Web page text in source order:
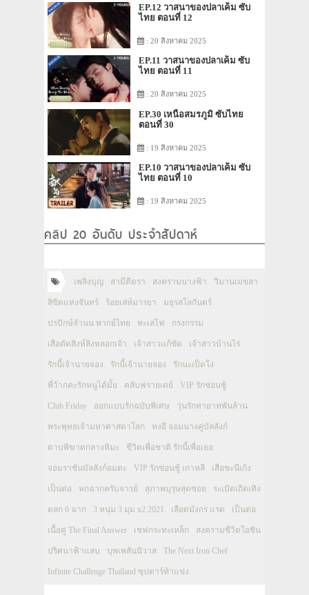
EP.12 วาสนาของปลาเค็ม ซับ
ไทย ตอนที่ 12
: 20 สิงหาคม 2025
EP.11 วาสนาของปลาเค็ม ซับ
ไทย ตอนที่ 11
: 20 สิงหาคม 2025
EP.30 เหนือสมรภูมิ ซับไทย
ตอนที่ 30
: 19 สิงหาคม 2025
EP.10 วาสนาของปลาเค็ม ซับ
ไทย ตอนที่ 10
: 19 สิงหาคม 2025
คลิป 20 อันดับ ประจำสัปดาห์
เพลิงบุญ สามีตีตรา สงครามนางฟ้า วิมานเมขลา
ลิขิตแห่งจันทร์ ร้อยเล่ห์มารยา มธุรสโลกันตร์
ปรปักษ์จำนน พากย์ไทย ทะเลไฟ กรงกรรม
เสือตัดสิงห์ลิงหลอกเจ้า เจ้าสาวแก้ขัด เจ้าสาวบ้านไร่
รักนี้เจ้านายจอง รักนี้เจ้านายจอง รักนะเป็ดโง่
พี่ว้ากคะรักหนูได้มั้ย คลับฟรายเดย์ VIP รักซ่อนชู้
Club Friday ออกแบบรักฉบับพิเศษ วุ่นรักทายาทพันล้าน
พระพุทธเจ้ามหาศาสดาโลก ทงอี จอมนางคู่บัลลังก์
ดาบพิฆาตกลางหิมะ ชีวิตเพื่อชาติ รักนี้เพื่อเธอ
จอมราชันบัลลังก์อมตะ VIP รักซ่อนชู้ เกาหลี เสือชะนีเก้ง
เป็นต่อ หกฉากครับจารย์ สุภาพบุรุษสุดซอย ระเบิดเถิดเทิง
ตลก 6 ฉาก 3 หนุ่ม 3 มุม x2 2021 เลือดมังกร แรด เป็นต่อ
เนื้อคู่ The Final Answer เชฟกระทะเหล็ก สงครามชีวิตโอชิน
ปริศนาฟ้าแลบ บุพเพสันนิวาส The Next Iron Chef
Infinite Challenge Thailand ซุปตาร์ท้าแข่ง